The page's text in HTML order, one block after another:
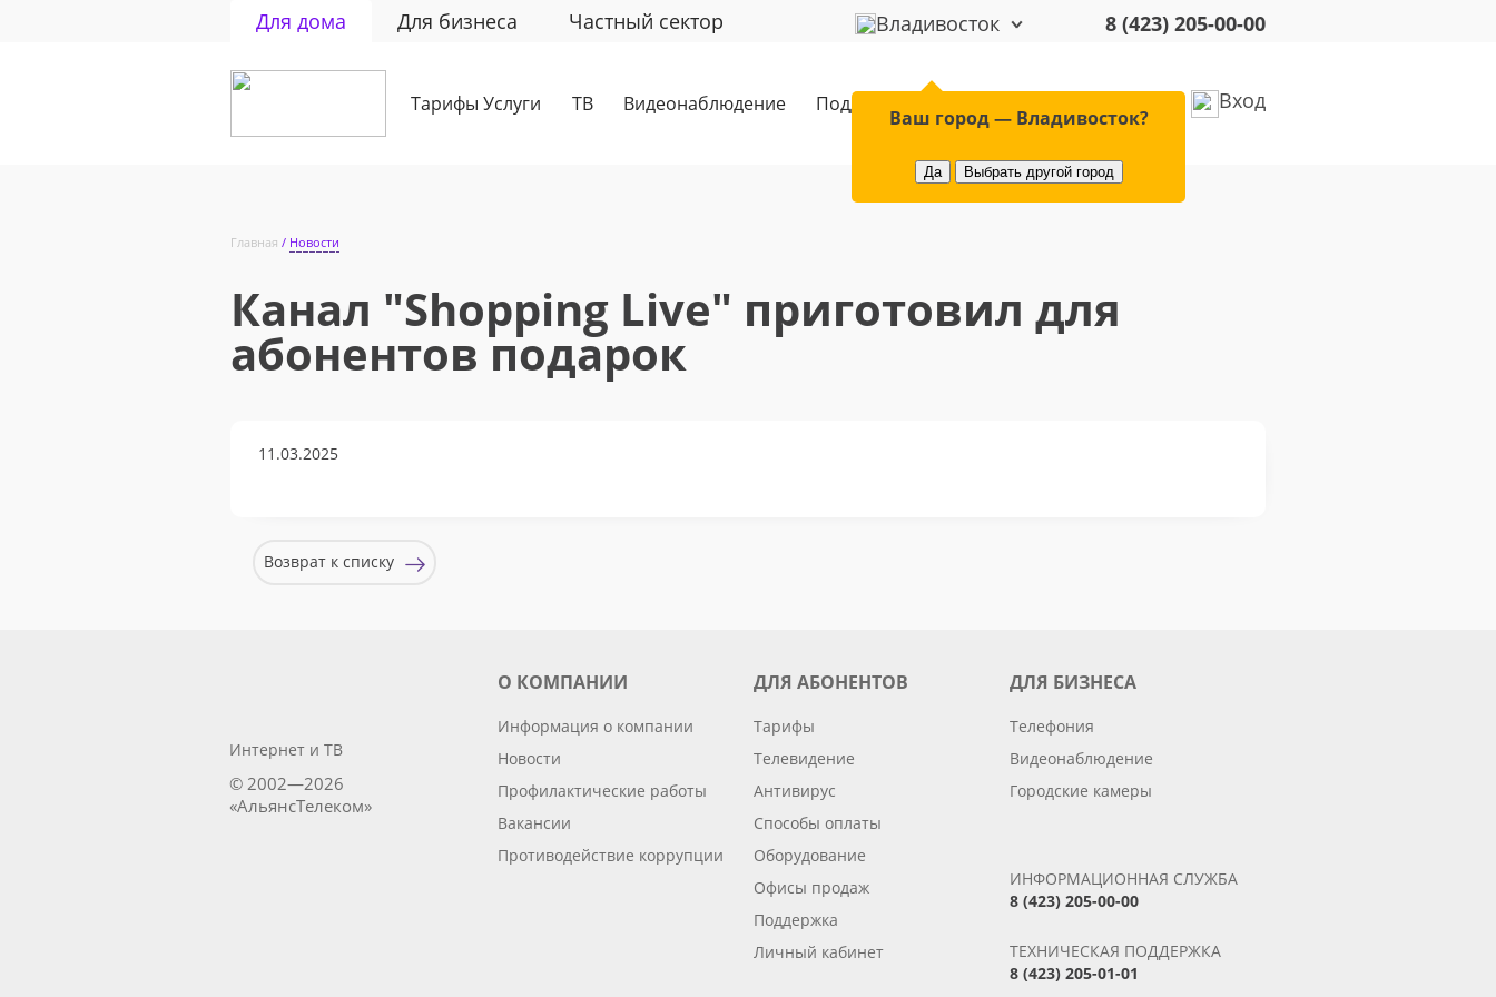
Для дома Для бизнеса Частный сектор Владивосток
Ваш город — Владивосток?
Да Выбрать другой город
8 (423) 205-00-00
Тарифы Услуги ТВ Видеонаблюдение Поддержка Вход
Главная Новости
Канал "Shopping Live" приготовил для
абонентов подарок
11.03.2025
Возврат к списку
Интернет и ТВ
© 2002—2026
«АльянсТелеком»
О КОМПАНИИ
Информация о компании
Новости
Профилактические работы
Вакансии
Противодействие коррупции
ДЛЯ АБОНЕНТОВ
Тарифы
Телевидение
Антивирус
Способы оплаты
Оборудование
Офисы продаж
Поддержка
Личный кабинет
ДЛЯ БИЗНЕСА
Телефония
Видеонаблюдение
Городские камеры
ИНФОРМАЦИОННАЯ СЛУЖБА
8 (423) 205-00-00
ТЕХНИЧЕСКАЯ ПОДДЕРЖКА
8 (423) 205-01-01